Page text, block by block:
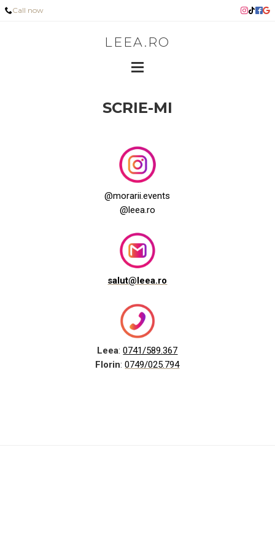
Call now
LEEA.RO
SCRIE-MI
@morarii.events
@leea.ro
salut@leea.ro
Leea:0741/589.367
Florin:0749/025.794